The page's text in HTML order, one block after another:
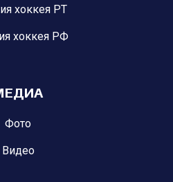
хоккея РТ
хоккея РФ
Фото
Видео